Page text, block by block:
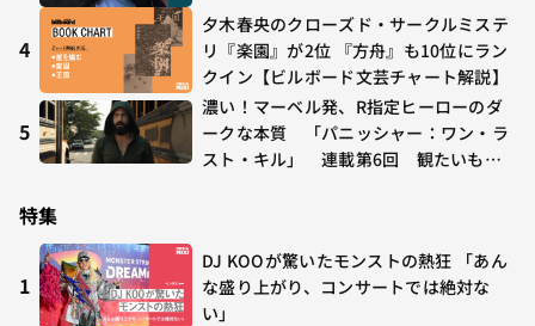
4
夕木春央のクローズド・サークルミステ
リ『楽園』が2位 『方舟』も10位にラン
クイン【ビルボード文芸チャート解説】
5
濃い！マーベル発、R指定ヒーローのダ
ークな本質 「パニッシャー：ワン・ラ
スト・キル」 連載第6回 観たいもの
特集
1
DJ KOOが驚いたモンストの熱狂 「あん
な盛り上がり、コンサートでは絶対な
い」